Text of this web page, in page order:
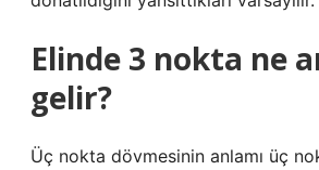
Elinde 3 nokta ne
gelir?
Üç nokta dövmesinin anlamı üç